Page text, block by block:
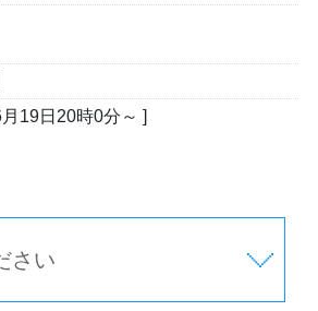
19日20時0分 ～ ]